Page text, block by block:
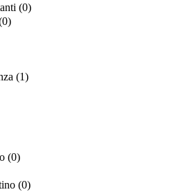
(0)
(1)
(0)
(0)